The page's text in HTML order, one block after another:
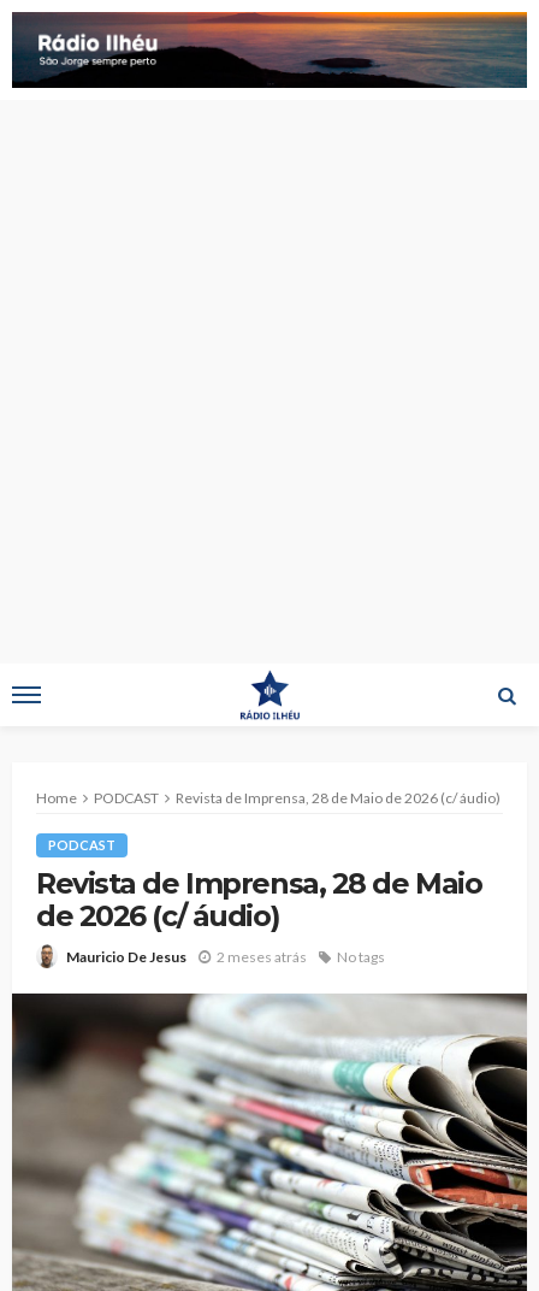
Home PODCAST Revista de Imprensa, 28 de Maio de 2026 (c/ áudio)
PODCAST
Revista de Imprensa, 28 de Maio
de 2026 (c/ áudio)
Mauricio De Jesus 2 meses atrás No tags